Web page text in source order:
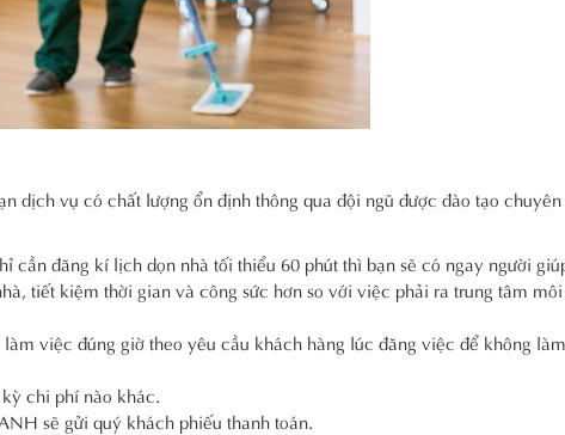
dịch vụ có chất lượng ổn định thông qua đội ngũ được đào tạo
cần đăng kí lịch dọn nhà tối thiểu 60 phút thì bạn sẽ có ngay người
tiết kiệm thời gian và công sức hơn so với việc phải ra trung tâm
việc đúng giờ theo yêu cầu khách hàng lúc đăng việc để không
chi phí nào khác.
sẽ gửi quý khách phiếu thanh toán.